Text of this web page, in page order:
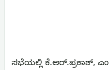
ಸಭೆಯಲ್ಲಿ ಕೆ.ಆರ್.ಪ್ರಕಾಶ್,